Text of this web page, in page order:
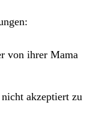
von ihrer Mama
akzeptiert zu